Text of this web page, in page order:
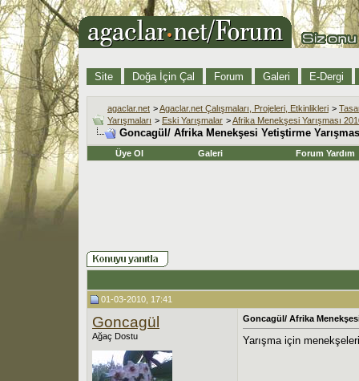
Site Doğa İçin Çal Forum Galeri E-Dergi
agaclar.net >Agaclar.net Çalışmaları, Projeleri, Etkinlikleri >
Yarışmaları > Eski Yarışmalar >Afrika Menekşesi Yarışması
Goncagül/ Afrika Menekşesi Yetiştirme
Üye Ol Galeri Forum Yardım
01-03-2010, 17:41
Goncagül
Ağaç Dostu
Goncagül/ Afrika
Yarışma için